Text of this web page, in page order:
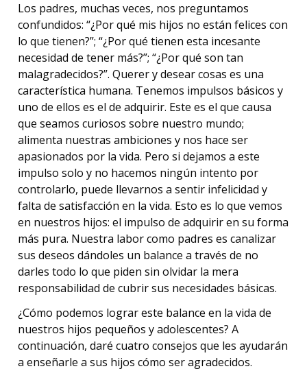
Los padres, muchas veces, nos preguntamos
confundidos: “¿Por qué mis hijos no están felices con
lo que tienen?”; “¿Por qué tienen esta incesante
necesidad de tener más?”; “¿Por qué son tan
malagradecidos?”. Querer y desear cosas es una
característica humana. Tenemos impulsos básicos y
uno de ellos es el de adquirir. Este es el que causa
que seamos curiosos sobre nuestro mundo;
alimenta nuestras ambiciones y nos hace ser
apasionados por la vida. Pero si dejamos a este
impulso solo y no hacemos ningún intento por
controlarlo, puede llevarnos a sentir infelicidad y
falta de satisfacción en la vida. Esto es lo que vemos
en nuestros hijos: el impulso de adquirir en su forma
más pura. Nuestra labor como padres es canalizar
sus deseos dándoles un balance a través de no
darles todo lo que piden sin olvidar la mera
responsabilidad de cubrir sus necesidades básicas.
¿Cómo podemos lograr este balance en la vida de
nuestros hijos pequeños y adolescentes? A
continuación, daré cuatro consejos que les ayudarán
a enseñarle a sus hijos cómo ser agradecidos.